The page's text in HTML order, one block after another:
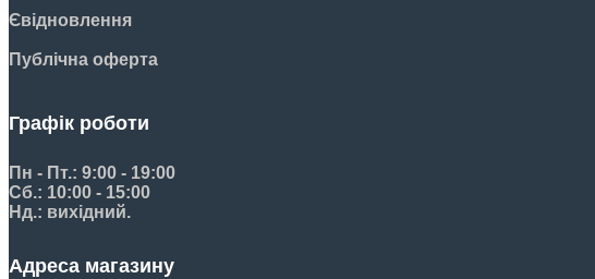
Євідновлення
Публічна оферта
Графік роботи
Пн - Пт.: 9:00 - 19:00
Сб.: 10:00 - 15:00
Нд.: вихідний.
Адреса магазину